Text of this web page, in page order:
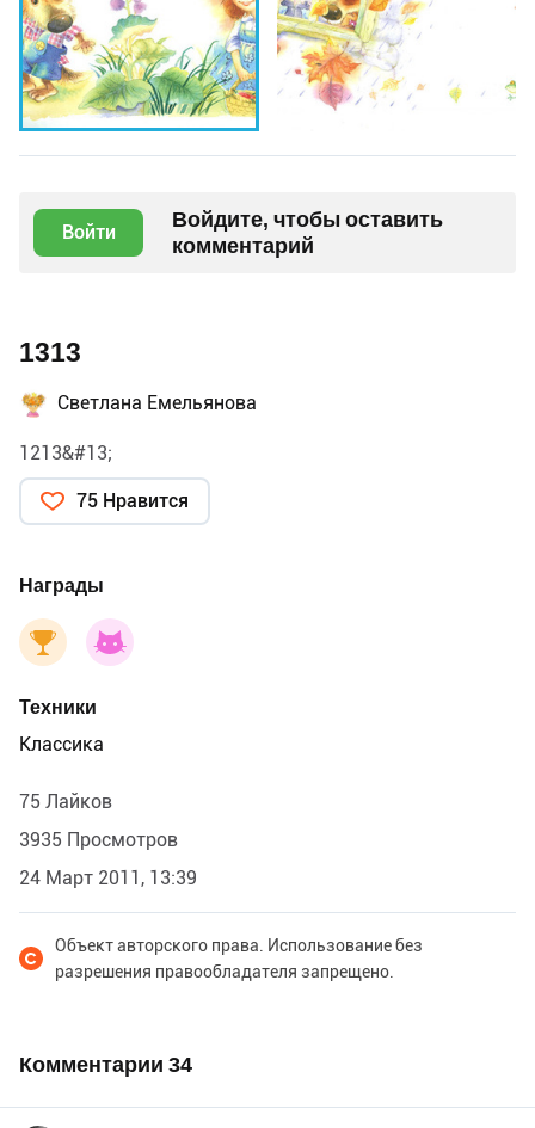
Войти
Войдите, чтобы оставить
комментарий
1313
Светлана Емельянова
1213&#13;
75 Нравится
Награды
Техники
Классика
75 Лайков
3935 Просмотров
24 Март 2011, 13:39
Объект авторского права. Использование без
разрешения правообладателя запрещено.
Комментарии 34